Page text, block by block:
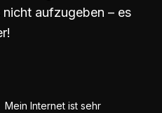
aufzugeben – es
Mein Internet ist sehr